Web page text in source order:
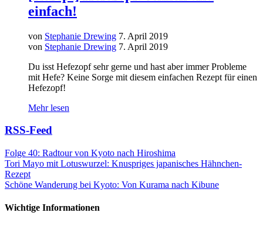
einfach!
von Stephanie Drewing 7. April 2019
von Stephanie Drewing 7. April 2019
Du isst Hefezopf sehr gerne und hast aber immer Probleme
mit Hefe? Keine Sorge mit diesem einfachen Rezept für einen
Hefezopf!
Mehr lesen
RSS-Feed
Folge 40: Radtour von Kyoto nach Hiroshima
Tori Mayo mit Lotuswurzel: Knuspriges japanisches Hähnchen-
Rezept
Schöne Wanderung bei Kyoto: Von Kurama nach Kibune
Wichtige Informationen